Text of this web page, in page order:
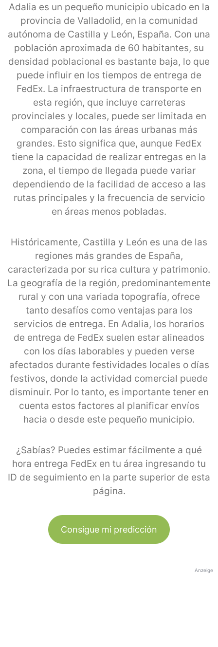
Adalia es un pequeño municipio ubicado en la
provincia de Valladolid, en la comunidad
autónoma de Castilla y León, España. Con una
población aproximada de 60 habitantes, su
densidad poblacional es bastante baja, lo que
puede influir en los tiempos de entrega de
FedEx. La infraestructura de transporte en
esta región, que incluye carreteras
provinciales y locales, puede ser limitada en
comparación con las áreas urbanas más
grandes. Esto significa que, aunque FedEx
tiene la capacidad de realizar entregas en la
zona, el tiempo de llegada puede variar
dependiendo de la facilidad de acceso a las
rutas principales y la frecuencia de servicio
en áreas menos pobladas.
Históricamente, Castilla y León es una de las
regiones más grandes de España,
caracterizada por su rica cultura y patrimonio.
La geografía de la región, predominantemente
rural y con una variada topografía, ofrece
tanto desafíos como ventajas para los
servicios de entrega. En Adalia, los horarios
de entrega de FedEx suelen estar alineados
con los días laborables y pueden verse
afectados durante festividades locales o días
festivos, donde la actividad comercial puede
disminuir. Por lo tanto, es importante tener en
cuenta estos factores al planificar envíos
hacia o desde este pequeño municipio.
¿Sabías? Puedes estimar fácilmente a qué
hora entrega FedEx en tu área ingresando tu
ID de seguimiento en la parte superior de esta
página.
Consigue mi predicción
Anzeige